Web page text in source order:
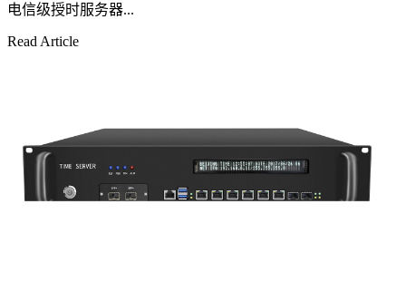
电信级授时服务器...
Read Article